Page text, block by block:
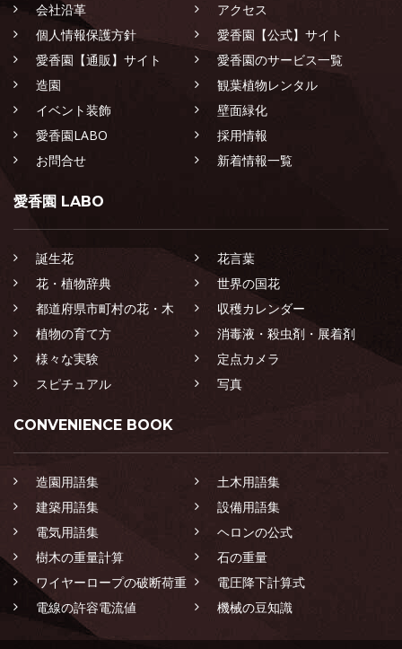
会社沿革
アクセス
個人情報保護方針
愛香園【公式】サイト
愛香園【通販】サイト
愛香園のサービス一覧
造園
観葉植物レンタル
イベント装飾
壁面緑化
愛香園LABO
採用情報
お問合せ
新着情報一覧
愛香園 LABO
誕生花
花言葉
花・植物辞典
世界の国花
都道府県市町村の花・木
収穫カレンダー
植物の育て方
消毒液・殺虫剤・展着剤
様々な実験
定点カメラ
スピチュアル
写真
CONVENIENCE BOOK
造園用語集
土木用語集
建築用語集
設備用語集
電気用語集
ヘロンの公式
樹木の重量計算
石の重量
ワイヤーロープの破断荷重
電圧降下計算式
電線の許容電流値
機械の豆知識